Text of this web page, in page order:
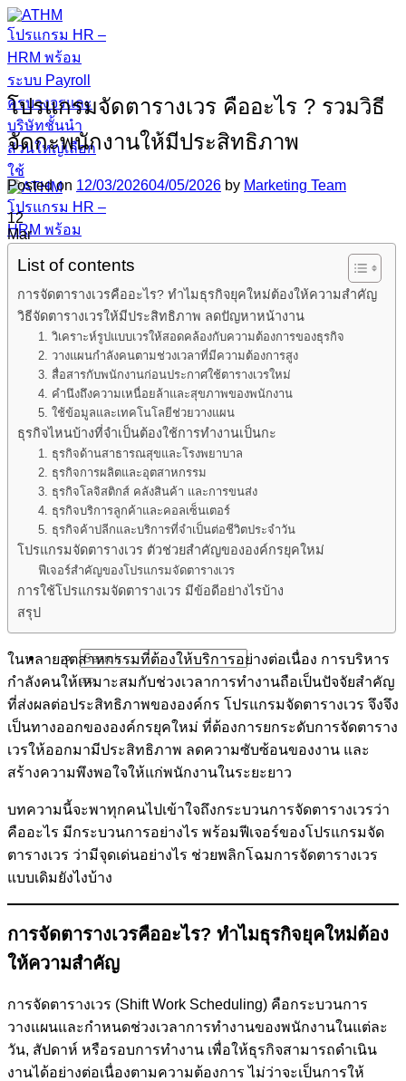
Skip
to
content
หน้าแรก
ผลิตภัณฑ์
Smarter Recruitment Platform
Core HR Management
Performance Management
Learning Management
Roster Management
ฟีเจอร์
เรื่องราวความสำเร็จ
บทความ
โปรแกรมจัดตารางเวร คืออะไร ? รวมวิธี
จัดกะพนักงานให้มีประสิทธิภาพ
Posted on 12/03/202604/05/2026 by Marketing Team
12
Mar
List of contents
การจัดตารางเวรคืออะไร? ทำไมธุรกิจยุคใหม่ต้องให้ความสำคัญ
วิธีจัดตารางเวรให้มีประสิทธิภาพ ลดปัญหาหน้างาน
1. วิเคราะห์รูปแบบเวรให้สอดคล้องกับความต้องการของธุรกิจ
2. วางแผนกำลังคนตามช่วงเวลาที่มีความต้องการสูง
3. สื่อสารกับพนักงานก่อนประกาศใช้ตารางเวรใหม่
4. คำนึงถึงความเหนื่อยล้าและสุขภาพของพนักงาน
5. ใช้ข้อมูลและเทคโนโลยีช่วยวางแผน
ธุรกิจไหนบ้างที่จำเป็นต้องใช้การทำงานเป็นกะ
1. ธุรกิจด้านสาธารณสุขและโรงพยาบาล
2. ธุรกิจการผลิตและอุตสาหกรรม
3. ธุรกิจโลจิสติกส์ คลังสินค้า และการขนส่ง
4. ธุรกิจบริการลูกค้าและคอลเซ็นเตอร์
5. ธุรกิจค้าปลีกและบริการที่จำเป็นต่อชีวิตประจำวัน
โปรแกรมจัดตารางเวร ตัวช่วยสำคัญขององค์กรยุคใหม่
ฟีเจอร์สำคัญของโปรแกรมจัดตารางเวร
การใช้โปรแกรมจัดตารางเวร มีข้อดีอย่างไรบ้าง
สรุป
ในหลายอุตสาหกรรมที่ต้องให้บริการอย่างต่อเนื่อง การบริหาร
กำลังคนให้เหมาะสมกับช่วงเวลาการทำงานถือเป็นปัจจัยสำคัญ
ที่ส่งผลต่อประสิทธิภาพขององค์กร โปรแกรมจัดตารางเวร จึงจึง
เป็นทางออกขององค์กรยุคใหม่ ที่ต้องการยกระดับการจัดตาราง
เวรให้ออกมามีประสิทธิภาพ ลดความซับซ้อนของงาน และ
สร้างความพึงพอใจให้แก่พนักงานในระยะยาว
บทความนี้จะพาทุกคนไปเข้าใจถึงกระบวนการจัดตารางเวรว่า
คืออะไร มีกระบวนการอย่างไร พร้อมฟีเจอร์ของโปรแกรมจัด
ตารางเวร ว่ามีจุดเด่นอย่างไร ช่วยพลิกโฉมการจัดตารางเวร
แบบเดิมยังไงบ้าง
การจัดตารางเวรคืออะไร? ทำไมธุรกิจยุคใหม่ต้อง
ให้ความสำคัญ
การจัดตารางเวร (Shift Work Scheduling) คือกระบวนการ
วางแผนและกำหนดช่วงเวลาการทำงานของพนักงานในแต่ละ
วัน, สัปดาห์ หรือรอบการทำงาน เพื่อให้ธุรกิจสามารถดำเนิน
งานได้อย่างต่อเนื่องตามความต้องการ ไม่ว่าจะเป็นการให้